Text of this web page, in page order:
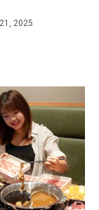
2025